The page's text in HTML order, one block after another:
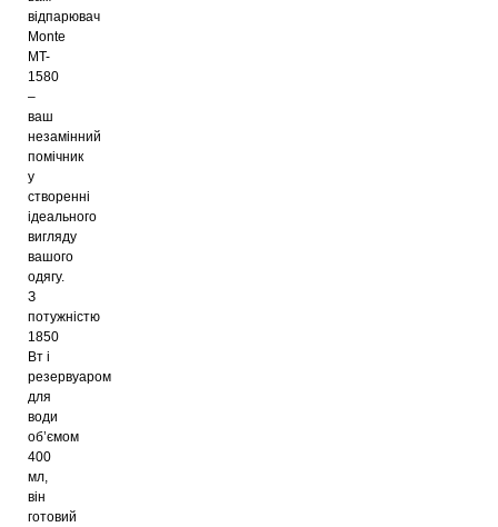
відпарювач
Monte
MT-
1580
–
ваш
незамінний
помічник
у
створенні
ідеального
вигляду
вашого
одягу.
З
потужністю
1850
Вт і
резервуаром
для
води
об’ємом
400
мл,
він
готовий